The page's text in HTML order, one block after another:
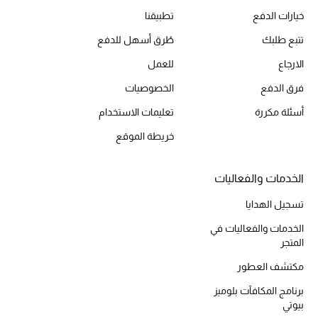
جميع الملابس النسائية
جميع الأحذية النسائية
جميع الحقائب النسائية
تسوقوا للنساء
الموسم الجديد
خيارات الدفع
تتبع طلبك
الارجاع
فرق الدفع
أسئلة مكررة
تطبيقنا
طُرق أسهل للدفع
للعمل
الخصوصيات
تعليمات الاستخدام
خريطة الموقع
الخدمات والفعاليات
تسجيل الهدايا
الخدمات والفعاليات في
المتجر
مكتشف العطور
برنامج المكافآت بلوميز
بيوتي